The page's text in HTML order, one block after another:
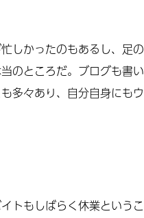
しかったのもあるし、足の
のところだ。ブログも書い
多々あり、自分自身にもウ
トもしばらく休業というこ